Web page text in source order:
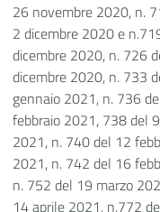
26 novembre 2020, n.
2 dicembre 2020 e
dicembre 2020, n. 726
dicembre 2020, n. 733
gennaio 2021, n. 736
febbraio 2021, 738 del
2021, n. 740 del 12
2021, n. 742 del 16
n. 752 del 19 marzo
14 aprile 2021, n.772